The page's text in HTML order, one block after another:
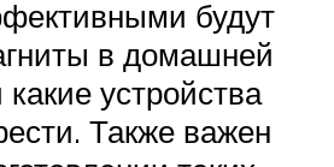
будут
в домашней
устройства
Также важен